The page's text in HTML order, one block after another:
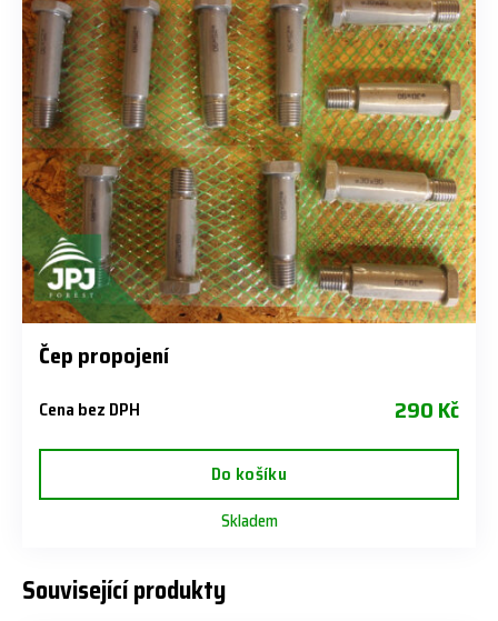
Čep propojení
Cena bez DPH 290 Kč
Do košíku
Skladem
Související produkty